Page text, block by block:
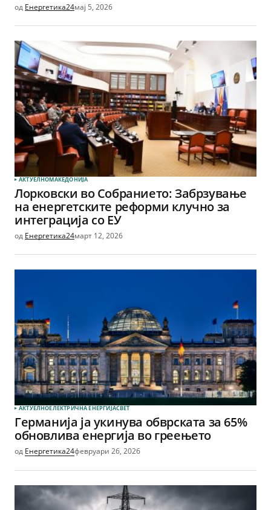
од Енергетика24мај 5, 2026
АКТУЕЛНОМАКЕДОНИЈА
Лорковски во Собранието: Забрзување
на енергетските реформи клучно за
интеграција со ЕУ
од Енергетика24март 12, 2026
АКТУЕЛНОЕЛЕКТРИЧНА ЕНЕРГИЈАСВЕТ
Германија ја укинува обврската за 65%
обновлива енергија во греењето
од Енергетика24февруари 26, 2026